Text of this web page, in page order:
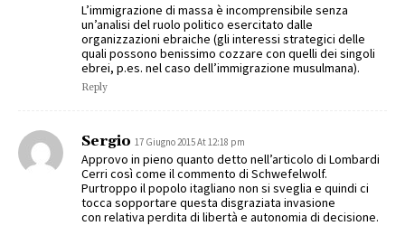
L’immigrazione di massa è incomprensibile senza
un’analisi del ruolo politico esercitato dalle
organizzazioni ebraiche (gli interessi strategici delle
quali possono benissimo cozzare con quelli dei singoli
ebrei, p.es. nel caso dell’immigrazione musulmana).
Reply
Sergio 17 Giugno 2015 At 12:18 pm
Approvo in pieno quanto detto nell’articolo di Lombardi
Cerri così come il commento di Schwefelwolf.
Purtroppo il popolo itagliano non si sveglia e quindi ci
tocca sopportare questa disgraziata invasione
con relativa perdita di libertà e autonomia di decisione.